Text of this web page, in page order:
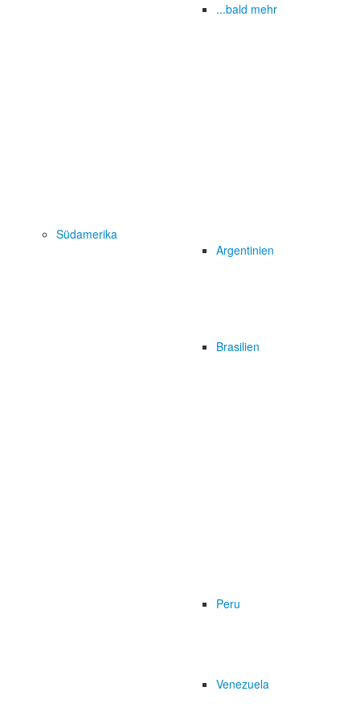
...bald mehr
Südamerika
Argentinien
Brasilien
Peru
Venezuela